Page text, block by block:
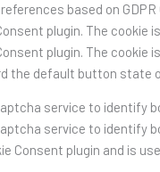
based on
plugin. The
plugin. The
the default button state
service to
service to
Consent plugin and is